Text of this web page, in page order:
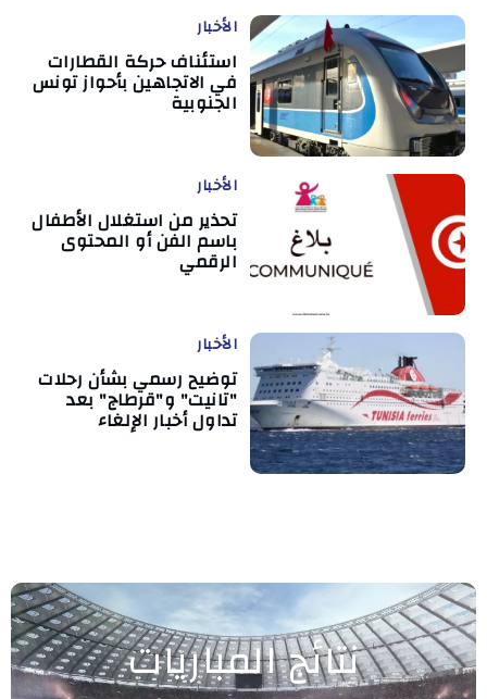
الأخبار
استئناف حركة القطارات
في الاتجاهين بأحواز تونس
الجنوبية
الأخبار
تحذير من استغلال الأطفال
باسم الفن أو المحتوى
الرقمي
الأخبار
توضيح رسمي بشأن رحلات
"تانيت" و"قرطاج" بعد
تداول أخبار الإلغاء
نتائج المباريات